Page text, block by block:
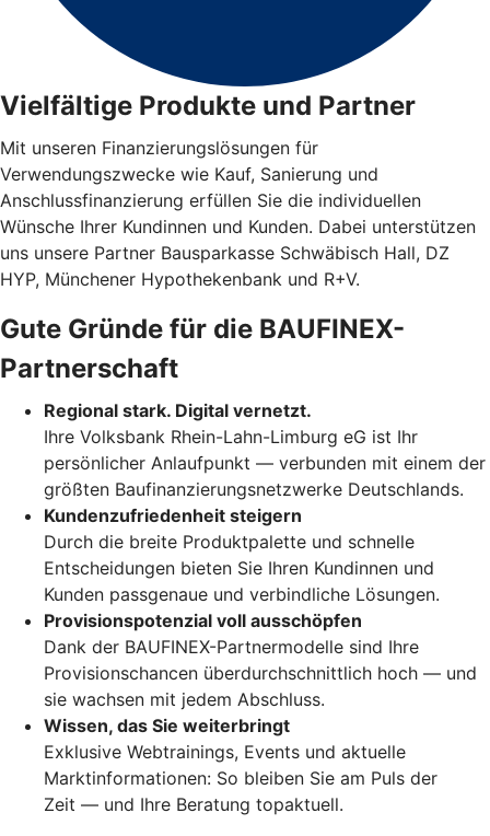
Vielfältige Produkte und Partner
Mit unseren Finanzierungslösungen für
Verwendungszwecke wie Kauf, Sanierung und
Anschlussfinanzierung erfüllen Sie die individuellen
Wünsche Ihrer Kundinnen und Kunden. Dabei unterstützen
uns unsere Partner Bausparkasse Schwäbisch Hall, DZ
HYP, Münchener Hypothekenbank und R+V.
Gute Gründe für die BAUFINEX-
Partnerschaft
Regional stark. Digital vernetzt.
Ihre Volksbank Rhein-Lahn-Limburg eG ist Ihr
persönlicher Anlaufpunkt — verbunden mit einem der
größten Baufinanzierungsnetzwerke Deutschlands.
Kundenzufriedenheit steigern
Durch die breite Produktpalette und schnelle
Entscheidungen bieten Sie Ihren Kundinnen und
Kunden passgenaue und verbindliche Lösungen.
Provisionspotenzial voll ausschöpfen
Dank der BAUFINEX-Partnermodelle sind Ihre
Provisionschancen überdurchschnittlich hoch — und
sie wachsen mit jedem Abschluss.
Wissen, das Sie weiterbringt
Exklusive Webtrainings, Events und aktuelle
Marktinformationen: So bleiben Sie am Puls der
Zeit — und Ihre Beratung topaktuell.